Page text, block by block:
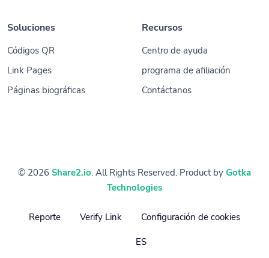
Soluciones
Códigos QR
Link Pages
Páginas biográficas
Recursos
Centro de ayuda
programa de afiliación
Contáctanos
© 2026 Share2.io. All Rights Reserved. Product by Gotka
Technologies
Reporte Verify Link Configuración de cookies
ES